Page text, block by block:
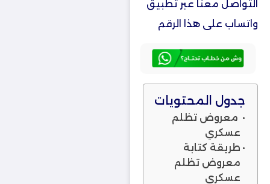
التواصل معنا عبر تطبيق
واتساب على هذا الرقم
جدول المحتويات
معروض تظلم
عسكري
طريقة كتابة
معروض تظلم
عسكري